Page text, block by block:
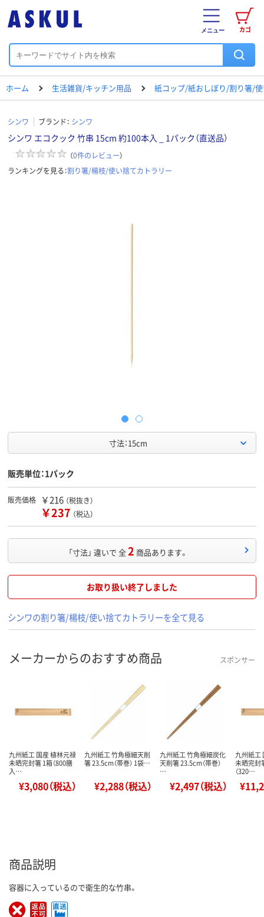
カゴ
メニュー
ホーム 生活雑貨/キッチン用品 紙コップ/紙おしぼり/割り箸/
シンワ ブランド： シンワ
シンワ エコクック 竹串 15cm 約100本入 _ 1パック（直送品）
（0件のレビュー）
ランキングを見る：割り箸/楊枝/使い捨てカトラリー
寸法：15cm
販売単位：1パック
販売価格 ￥216 （税抜き）
￥237 （税込）
「寸法」 違いで 全2 商品あります。
お取り扱い終了しました
シンワの割り箸/楊枝/使い捨てカトラリーを全て見る
メーカーからのおすすめ商品 スポンサー
九州紙工 国産 植林元禄
未晒完封箸 1箱（800膳
入…
¥3,080（税込）
九州紙工 竹角極細天削
箸 23.5cm（帯巻） 1袋…
¥2,288（税込）
九州紙工 竹角極細炭化
天削箸 23.5cm（帯巻）
…
¥2,497（税込）
九州紙工
未晒完封
（320…
商品説明
容器に入っているので衛生的な竹串。